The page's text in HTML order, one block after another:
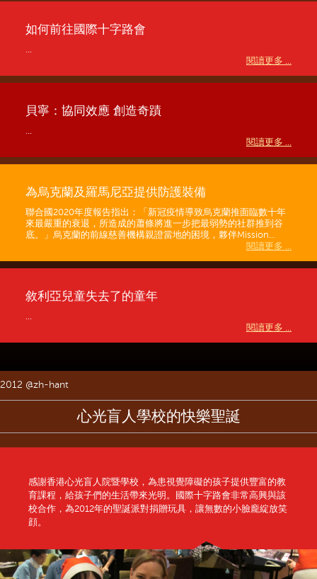
如何前往國際十字路會
閱讀更多 ...
貝寧：協同效應 創造奇蹟
閱讀更多 ...
為烏克蘭及羅馬尼亞提供防護裝備
聯合國2020年度報告指出：「新冠疫情導致烏克蘭推面臨數十年
來最嚴重的衰退，所造成的蕭條將進一步把最弱勢的社群推到谷
底。」烏克蘭的前線慈善機構親證當地的困境，夥伴Mission...
閱讀更多 ...
敘利亞兒童失去了的童年
閱讀更多 ...
2012 @zh-hant
心光盲人學校的快樂聖誕
感謝香港心光盲人院暨學校，為患視覺障礙的孩子提供豐富的教
育課程，給孩子們的生活帶來光明。國際十字路會非常高興與該
校合作，為2012年的聖誕派對捐贈玩具，讓無數的小臉龐綻放笑
顔。